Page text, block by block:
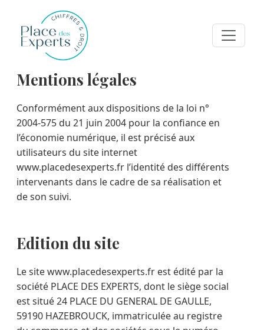
Mentions légales
Conformément aux dispositions de la loi n°
2004-575 du 21 juin 2004 pour la confiance en
l’économie numérique, il est précisé aux
utilisateurs du site internet
www.placedesexperts.fr l’identité des différents
intervenants dans le cadre de sa réalisation et
de son suivi.
Edition du site
Le site www.placedesexperts.fr est édité par la
société PLACE DES EXPERTS, dont le siège social
est situé 24 PLACE DU GENERAL DE GAULLE,
59190 HAZEBROUCK, immatriculée au registre